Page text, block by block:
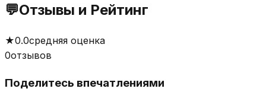
💬Отзывы и Рейтинг
★0.0средняя оценка
0отзывов
Поделитесь впечатлениями